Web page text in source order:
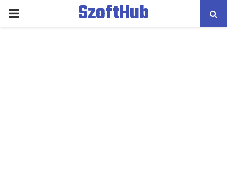
PRIMARY
SzoftHub